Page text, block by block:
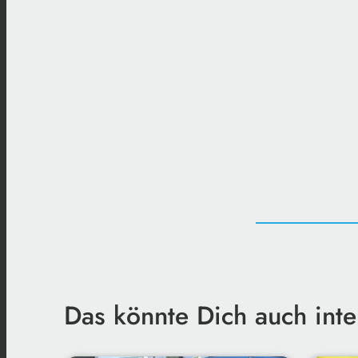
Das könnte Dich auch